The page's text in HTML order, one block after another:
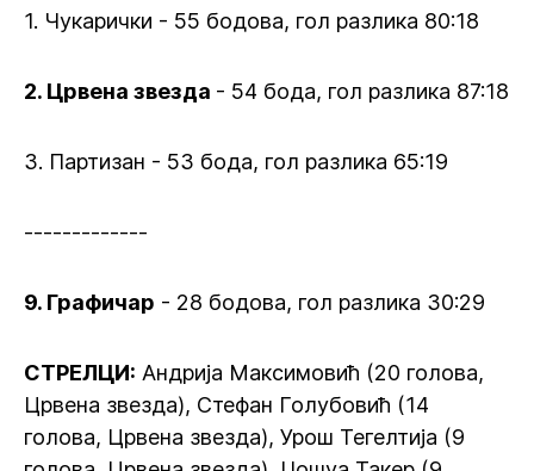
1. Чукарички - 55 бодова, гол разлика 80:18
2. Црвена звезда - 54 бода, гол разлика 87:18
3. Партизан - 53 бода, гол разлика 65:19
-------------
9. Графичар - 28 бодова, гол разлика 30:29
СТРЕЛЦИ: Андрија Максимовић (20 голова,
Црвена звезда), Стефан Голубовић (14
голова, Црвена звезда), Урош Тегелтија (9